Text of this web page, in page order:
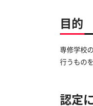
目的
専修学校
行うもの
認定